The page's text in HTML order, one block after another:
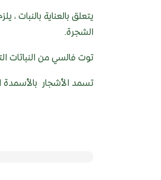
يتعلق بالعناية بالنبات
الشجرة.
توت فالسي من النباتات
تسمد الأشجار بالأسمدة